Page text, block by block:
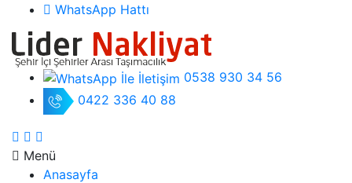
WhatsApp Hattı
0538 930 34 56
0422 336 40 88
Menü
Anasayfa